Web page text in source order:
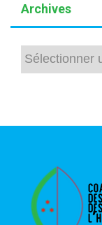
Archives
Archives